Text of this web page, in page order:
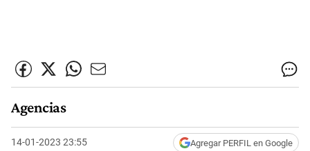
Agencias
14-01-2023 23:55 Agregar PERFIL en Google